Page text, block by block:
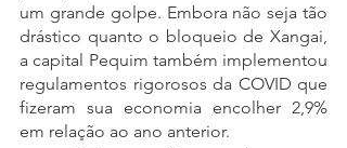
um grande golpe. Embora não seja tão
drástico quanto o bloqueio de Xangai,
a capital Pequim também implementou
regulamentos rigorosos da COVID que
fizeram sua economia encolher 2,9%
em relação ao ano anterior.